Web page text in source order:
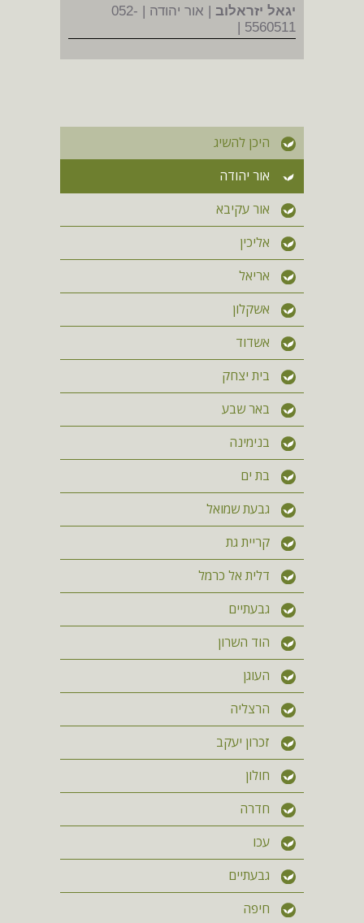
יגאל יזראלוב
| אור יהודה | 052-
5560511 |
היכן להשיג
אור יהודה
אור עקיבא
אליכין
אריאל
אשקלון
אשדוד
בית יצחק
באר שבע
בנימינה
בת ים
גבעת שמואל
קריית גת
דלית אל כרמל
גבעתיים
הוד השרון
העוגן
הרצליה
זכרון יעקב
חולון
חדרה
עכו
גבעתיים
חיפה